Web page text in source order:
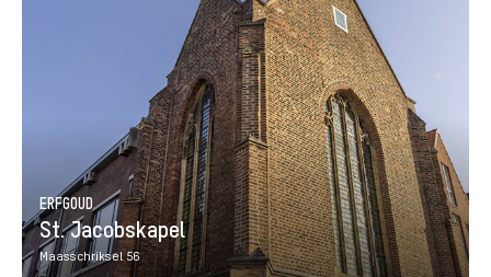
ERFGOUD
St. Jacobskapel
Maasschriksel 56